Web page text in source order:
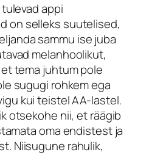
appi
on selleks suutelised,
sammu ise juba
melanhoolikut,
tema juhtum pole
sugugi rohkem ega
kui teistel AA-lastel.
otsekohe nii, et räägib
oma endistest ja
Niisugune rahulik,